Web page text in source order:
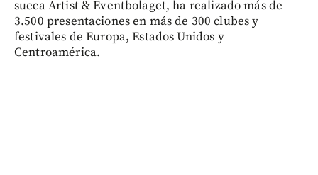
sueca Artist & Eventbolaget, ha realizado más de
3.500 presentaciones en más de 300 clubes y
festivales de Europa, Estados Unidos y
Centroamérica.